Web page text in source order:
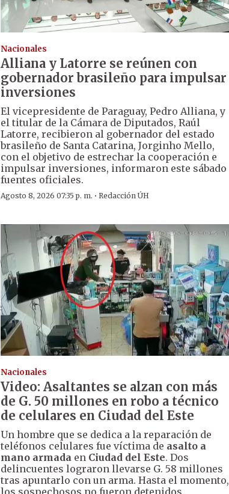
Nacionales
Alliana y Latorre se reúnen con
gobernador brasileño para impulsar
inversiones
El vicepresidente de Paraguay, Pedro Alliana, y
el titular de la Cámara de Diputados, Raúl
Latorre, recibieron al gobernador del estado
brasileño de Santa Catarina, Jorginho Mello,
con el objetivo de estrechar la cooperación e
impulsar inversiones, informaron este sábado
fuentes oficiales.
Agosto 8, 2026 07:35 p. m. ·Redacción ÚH
Nacionales
Video: Asaltantes se alzan con más
de G. 50 millones en robo a técnico
de celulares en Ciudad del Este
Un hombre que se dedica a la reparación de
teléfonos celulares fue víctima de asalto a
mano armada en Ciudad del Este. Dos
delincuentes lograron llevarse G. 58 millones
tras apuntarlo con un arma. Hasta el momento,
los sospechosos no fueron detenidos.